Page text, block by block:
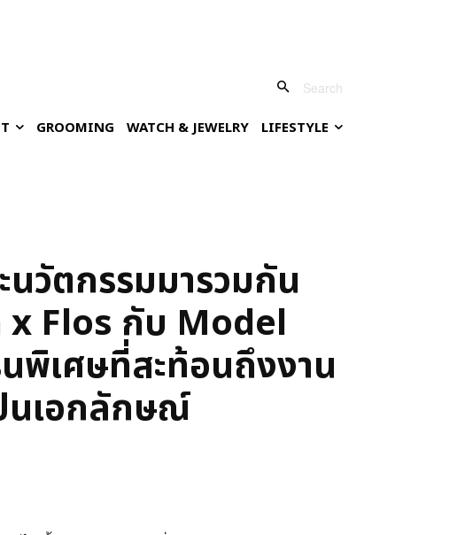
Search
GROOMING WATCH & JEWELRY LIFESTYLE
วัตกรรมมารวมกัน
Flos กับ Model
พิเศษที่สะท้อนถึงงาน
นเอกลักษณ์